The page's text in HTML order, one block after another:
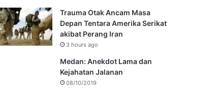
Trauma Otak Ancam Masa
Depan Tentara Amerika Serikat
akibat Perang Iran
3 hours ago
Medan: Anekdot Lama dan
Kejahatan Jalanan
08/10/2019